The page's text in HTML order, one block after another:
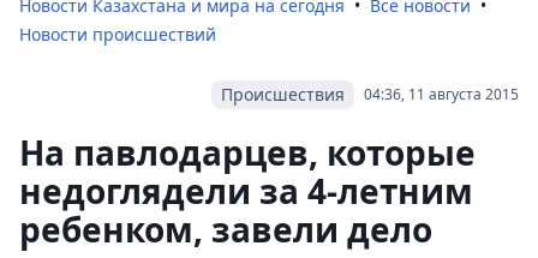
Новости Казахстана и мира на сегодня
Все новости
Новости происшествий
04:36, 11 августа 2015
Происшествия
На павлодарцев, которые
недоглядели за 4-летним
ребенком, завели дело